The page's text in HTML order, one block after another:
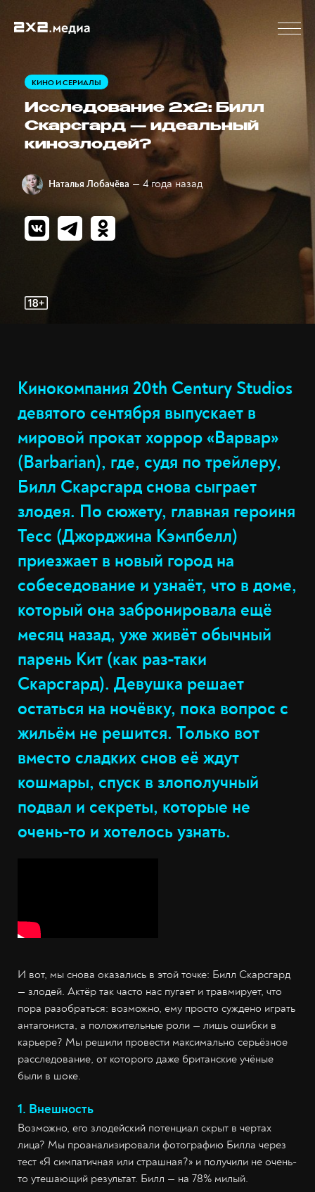
КИНО И СЕРИАЛЫ
Исследование 2х2: Билл
Скарсгард — идеальный
кинозлодей?
Наталья Лобачёва — 4 года назад
Кинокомпания 20th Century Studios
девятого сентября выпускает в
мировой прокат хоррор «Варвар»
(Barbarian), где, судя по трейлеру,
Билл Скарсгард снова сыграет
злодея. По сюжету, главная героиня
Тесс (Джорджина Кэмпбелл)
приезжает в новый город на
собеседование и узнаёт, что в доме,
который она забронировала ещё
месяц назад, уже живёт обычный
парень Кит (как раз-таки
Скарсгард). Девушка решает
остаться на ночёвку, пока вопрос с
жильём не решится. Только вот
вместо сладких снов её ждут
кошмары, спуск в злополучный
подвал и секреты, которые не
очень-то и хотелось узнать.
И вот, мы снова оказались в этой точке: Билл Скарсгард
— злодей. Актёр так часто нас пугает и травмирует, что
пора разобраться: возможно, ему просто суждено играть
антагониста, а положительные роли — лишь ошибки в
карьере? Мы решили провести максимально серьёзное
расследование, от которого даже британские учёные
были в шоке.
1. Внешность
Возможно, его злодейский потенциал скрыт в чертах
лица? Мы проанализировали фотографию Билла через
тест «Я симпатичная или страшная?» и получили не очень-
то утешающий результат. Билл — на 78% милый.